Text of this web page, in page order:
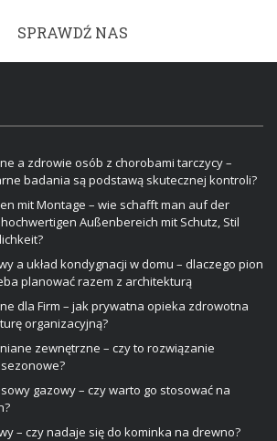
SPRAWDŹ NAS
a zdrowie osób z chorobami tarczycy –
badania są podstawą skutecznej kontroli?
mit Montage – wie schafft man auf der
Außenbereich mit Schutz, Stil
a układ kondygnacji w domu – dlaczego pion
planować razem z architekturą
dla Firm – jak prywatna opieka zdrowotna
organizacyjną?
zewnętrzne – czy to rozwiązanie
gazowy – czy warto go stosować na
– czy nadaje się do kominka na drewno?